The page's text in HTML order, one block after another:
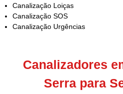
Canalização Loiças
Canalização SOS
Canalização Urgências
Canalizadores
Serra para